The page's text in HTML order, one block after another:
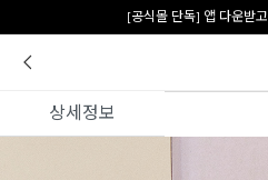
[공식몰 단독] 앱 다운받고
상세정보